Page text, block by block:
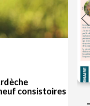
consistoires